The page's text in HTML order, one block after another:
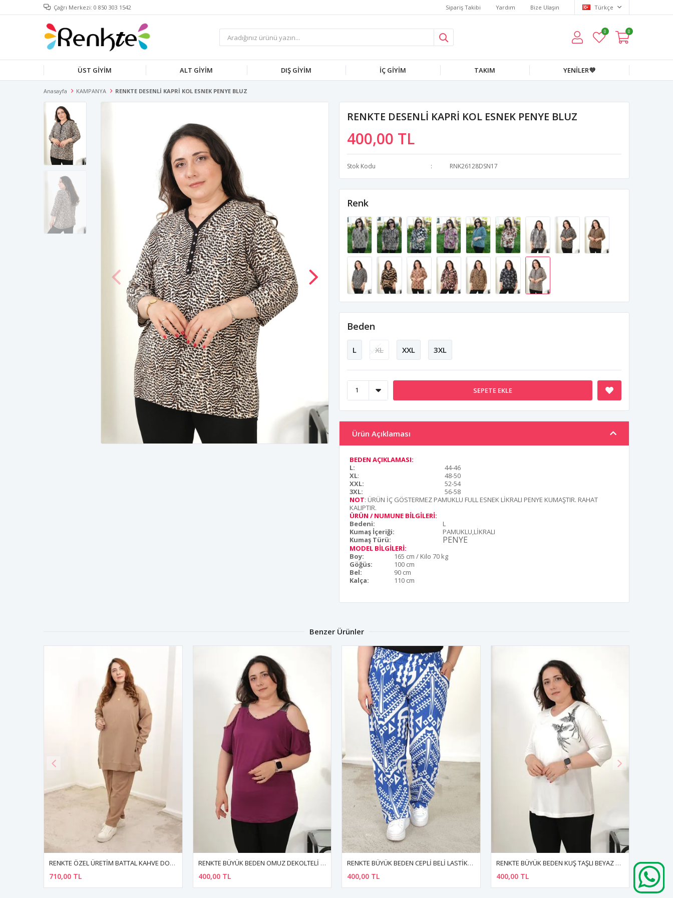
Çağrı Merkezi: 0 850 303 1542 Sipariş Takibi Yardım Bize Ulaşın Türkçe
0 0
ÜST GİYİM ALT GİYİM DIŞ GİYİM İÇ GİYİM TAKIM YENİLER💜
Anasayfa KAMPANYA RENKTE DESENLİ KAPRİ KOL ESNEK PENYE BLUZ
RENKTE DESENLİ KAPRİ KOL ESNEK PENYE BLUZ
400,00 TL
Stok Kodu RNK26128DSN17
Renk
Beden
L XL XXL 3XL
SEPETE EKLE
Ürün Açıklaması
BEDEN AÇIKLAMASI:
L:
44-46
XL:
48-50
XXL:
52-54
3XL:
56-58
NOT: ÜRÜN İÇ GÖSTERMEZ PAMUKLU FULL ESNEK LİKRALI PENYE KUMAŞTIR. RAHAT
KALIPTIR.
ÜRÜN / NUMUNE BİLGİLERİ:
Bedeni:
L
Kumaş İçeriği:
PAMUKLU,LİKRALI
Kumaş Türü:
PENYE
MODEL BİLGİLERİ:
Boy:
165 cm / Kilo 70 kg
Göğüs:
100 cm
Bel:
90 cm
Kalça:
110 cm
Benzer Ürünler
RENKTE BÜYÜK BEDEN OMUZ DEKOLTELİ GARNİLİ MOR BLUZ
400,00 TL
RENKTE BÜYÜK BEDEN CEPLİ BELİ LASTİKLİ BOL PAÇA PANTALON
400,00 TL
RENKTE BÜYÜK BEDEN KUŞ TAŞLI BEYAZ BLUZ
400,00 TL
RENKTE DESENLİ KISA KOL ESNEK PENYE BLUZ
400,00 TL 400,00